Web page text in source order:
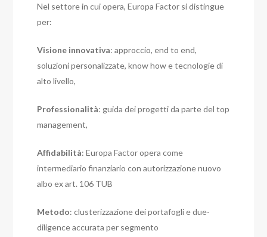
Nel settore in cui opera, Europa Factor si distingue
per:
Visione innovativa: approccio, end to end,
soluzioni personalizzate, know how e tecnologie di
alto livello,
Professionalità: guida dei progetti da parte del top
management,
Affidabilità: Europa Factor opera come
intermediario finanziario con autorizzazione nuovo
albo ex art. 106 TUB
Metodo: clusterizzazione dei portafogli e due-
diligence accurata per segmento